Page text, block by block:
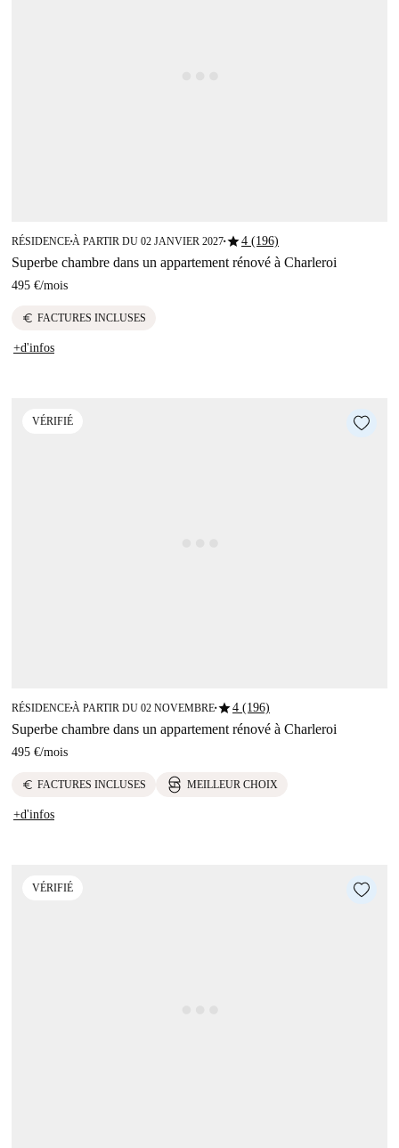
RÉSIDENCE■À PARTIR DU 02 JANVIER 2027■star4 (196)
Superbe chambre dans un appartement rénové à Charleroi
495 €/mois
euro FACTURES INCLUSES
+d'infos
VÉRIFIÉ
RÉSIDENCE■À PARTIR DU 02 NOVEMBRE■star4 (196)
Superbe chambre dans un appartement rénové à Charleroi
495 €/mois
euro FACTURES INCLUSES MEILLEUR CHOIX
+d'infos
VÉRIFIÉ